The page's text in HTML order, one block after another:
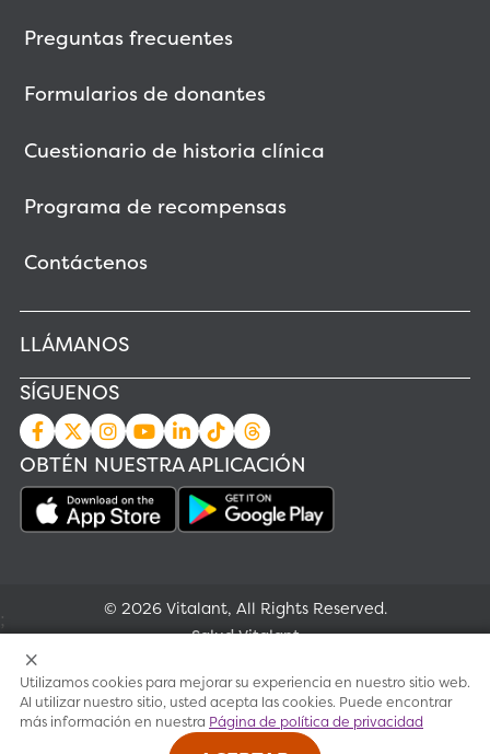
Preguntas frecuentes
Formularios de donantes
Cuestionario de historia clínica
Programa de recompensas
Contáctenos
LLÁMANOS
SÍGUENOS
OBTÉN NUESTRA APLICACIÓN
© 2026 Vitalant, All Rights Reserved.
Salud Vitalant
Investigación
Condiciones de uso
;
Utilizamos cookies para mejorar su experiencia en nuestro sitio web.
Al utilizar nuestro sitio, usted acepta las cookies. Puede encontrar
más información en nuestra Página de política de privacidad